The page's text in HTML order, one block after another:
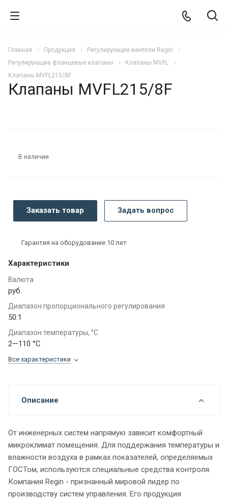
Главная Продукция
Регулирующие вентили Regin
Регулирующие фланцевые клапаны
Клапаны MVFL
Клапаны MVFL215/8F
Клапаны MVFL215/8F
В наличии
Заказать товар Задать вопрос
Гарантия на оборудование 10 лет
Характеристики
Валюта
руб.
Диапазон пропорционального регулирования
50:1
Диапазон температуры, °C
2—110 °C
Все характеристики
Описание
От инженерных систем напрямую зависит комфортный
микроклимат помещения. Для поддержания температуры и
влажности воздуха в рамках показателей, определяемых
ГОСТом, используются специальные средства контроля.
Компания Regin - признанный мировой лидер по
производству систем управления. Его продукция